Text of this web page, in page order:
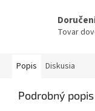
Tovar
Popis Diskusia
Podrobný popis